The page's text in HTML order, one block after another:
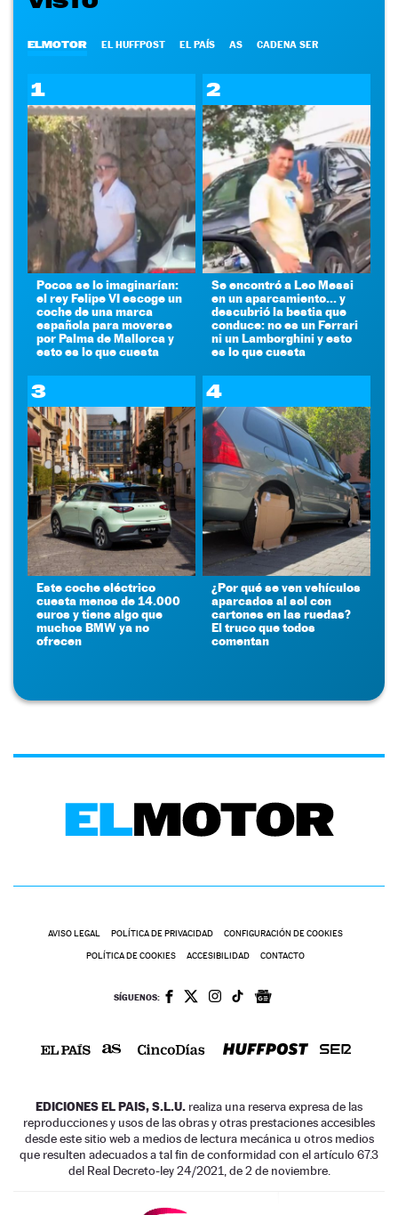
ELMOTOR EL HUFFPOST EL PAÍS AS CADENA SER
1
Pocos se lo imaginarían:
el rey Felipe VI escoge un
coche de una marca
española para moverse
por Palma de Mallorca y
esto es lo que cuesta
2
Se encontró a Leo Messi
en un aparcamiento... y
descubrió la bestia que
conduce: no es un Ferrari
ni un Lamborghini y esto
es lo que cuesta
3
Este coche eléctrico
cuesta menos de 14.000
euros y tiene algo que
muchos BMW ya no
ofrecen
4
¿Por qué se ven vehículos
aparcados al sol con
cartones en las ruedas?
El truco que todos
comentan
AVISO LEGAL POLÍTICA DE PRIVACIDAD CONFIGURACIÓN DE COOKIES
POLÍTICA DE COOKIES ACCESIBILIDAD CONTACTO
SÍGUENOS:
EDICIONES EL PAIS, S.L.U. realiza una reserva expresa de las
reproducciones y usos de las obras y otras prestaciones accesibles
desde este sitio web a medios de lectura mecánica u otros medios
que resulten adecuados a tal fin de conformidad con el artículo 67.3
del Real Decreto-ley 24/2021, de 2 de noviembre.